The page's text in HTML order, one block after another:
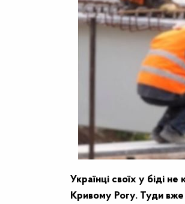
Українці своїх у біді
Кривому Рогу. Туди